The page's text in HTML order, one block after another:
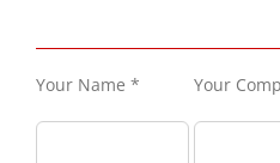
Your Name * Your